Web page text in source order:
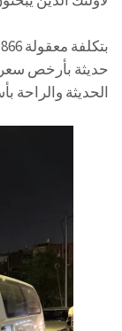
حديثة بأرخص سعر
الحديثة والراحة